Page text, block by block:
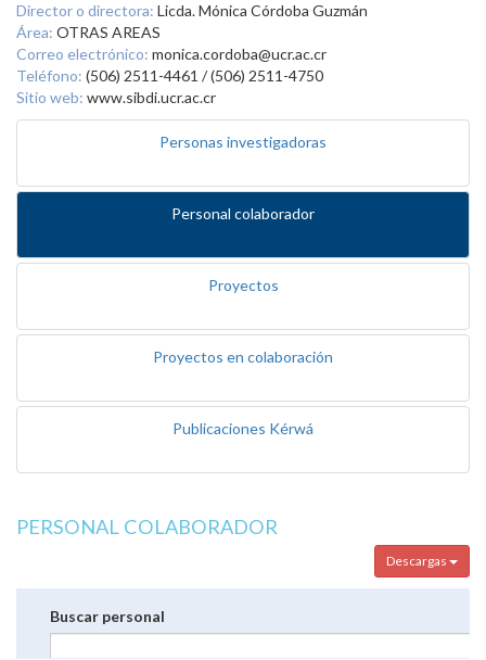
Director o directora: Licda. Mónica Córdoba Guzmán
Área: OTRAS AREAS
Correo electrónico: monica.cordoba@ucr.ac.cr
Teléfono: (506) 2511-4461 / (506) 2511-4750
Sitio web: www.sibdi.ucr.ac.cr
Personas investigadoras
Personal colaborador
Proyectos
Proyectos en colaboración
Publicaciones Kérwá
PERSONAL COLABORADOR
Descargas
Buscar personal